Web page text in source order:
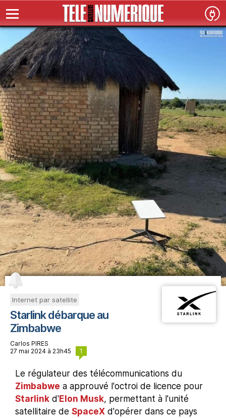
Internet par satellite
Starlink débarque au
Zimbabwe
Carlos PIRES
27 mai 2024 à 23h45
1
Le régulateur des télécommunications du
Zimbabwe a approuvé l'octroi de licence pour
Starlink d'Elon Musk, permettant à l'unité
satellitaire de SpaceX d'opérer dans ce pays